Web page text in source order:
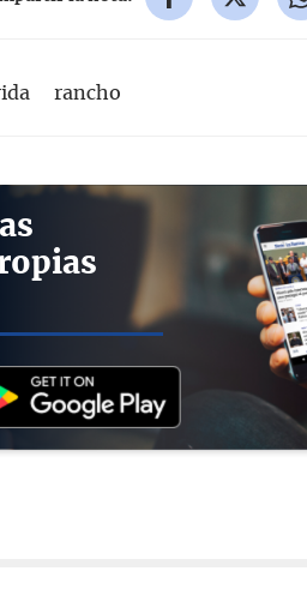
rancho